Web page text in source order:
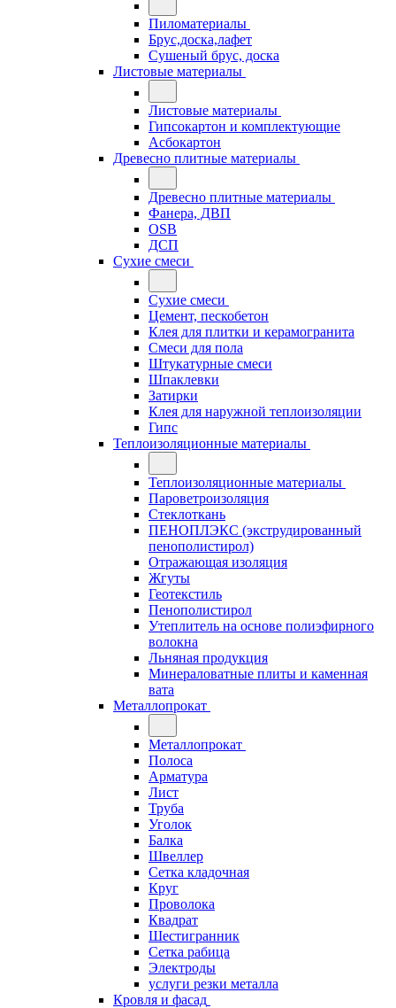
Пиломатериалы
Брус,доска,лафет
Сушеный брус, доска
Листовые материалы
Листовые материалы
Гипсокартон и комплектующие
Асбокартон
Древесно плитные материалы
Древесно плитные материалы
Фанера, ДВП
OSB
ДСП
Сухие смеси
Сухие смеси
Цемент, пескобетон
Клея для плитки и керамогранита
Смеси для пола
Штукатурные смеси
Шпаклевки
Затирки
Клея для наружной теплоизоляции
Гипс
Теплоизоляционные материалы
Теплоизоляционные материалы
Пароветроизоляция
Стеклоткань
ПЕНОПЛЭКС (экструдированный
пенополистирол)
Отражающая изоляция
Жгуты
Геотекстиль
Пенополистирол
Утеплитель на основе полиэфирного
волокна
Льняная продукция
Минераловатные плиты и каменная
вата
Металлопрокат
Металлопрокат
Полоса
Арматура
Лист
Труба
Уголок
Балка
Швеллер
Сетка кладочная
Круг
Проволока
Квадрат
Шестигранник
Сетка рабица
Электроды
услуги резки металла
Кровля и фасад